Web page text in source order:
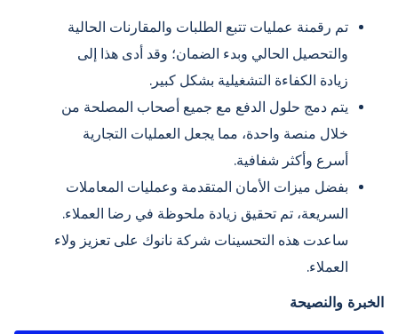
تم رقمنة عمليات تتبع الطلبات والمقارنات الحالية
والتحصيل الحالي وبدء الضمان؛ وقد أدى هذا إلى
زيادة الكفاءة التشغيلية بشكل كبير.
يتم دمج حلول الدفع مع جميع أصحاب المصلحة من
خلال منصة واحدة، مما يجعل العمليات التجارية
أسرع وأكثر شفافية.
بفضل ميزات الأمان المتقدمة وعمليات المعاملات
السريعة، تم تحقيق زيادة ملحوظة في رضا العملاء.
ساعدت هذه التحسينات شركة نانوك على تعزيز ولاء
العملاء.
الخبرة والنصيحة